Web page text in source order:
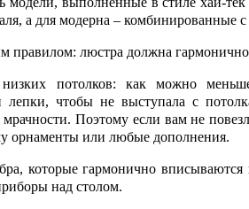
а для модерна – комбинированные
правилом: люстра должна
потолков: как можно
чтобы не выступала с
мрачности. Поэтому если вам не
орнаменты или любые дополнения.
которые гармонично вписываются
над столом.